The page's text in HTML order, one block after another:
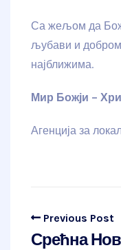
Са жељом да
љубави и
најближима.
Мир Божји –
Агенција за
Previous Post
Срећна